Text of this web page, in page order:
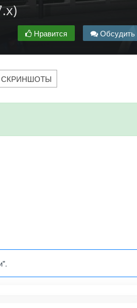
Нравится Обсудить
СКРИНШОТЫ